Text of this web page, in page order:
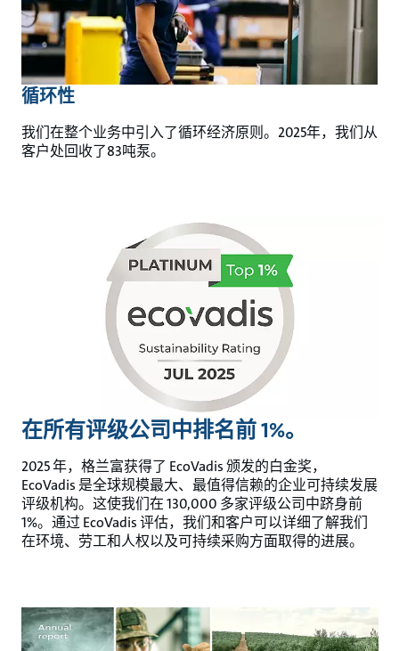
循环性
我们在整个业务中引入了循环经济原则。2025年，我们从
客户处回收了83吨泵。
在所有评级公司中排名前 1%。
2025 年，格兰富获得了 EcoVadis 颁发的白金奖，
EcoVadis 是全球规模最大、最值得信赖的企业可持续发展
评级机构。这使我们在 130,000 多家评级公司中跻身前
1%。通过 EcoVadis 评估，我们和客户可以详细了解我们
在环境、劳工和人权以及可持续采购方面取得的进展。